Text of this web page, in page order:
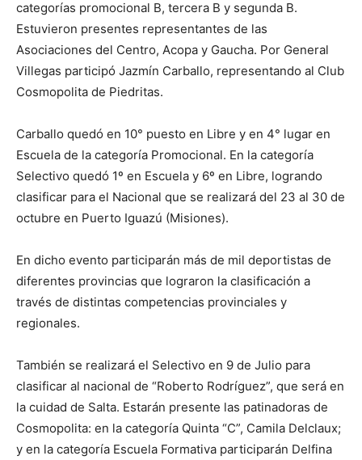
categorías promocional B, tercera B y segunda B.
Estuvieron presentes representantes de las
Asociaciones del Centro, Acopa y Gaucha. Por General
Villegas participó Jazmín Carballo, representando al Club
Cosmopolita de Piedritas.
Carballo quedó en 10° puesto en Libre y en 4° lugar en
Escuela de la categoría Promocional. En la categoría
Selectivo quedó 1º en Escuela y 6º en Libre, logrando
clasificar para el Nacional que se realizará del 23 al 30 de
octubre en Puerto Iguazú (Misiones).
En dicho evento participarán más de mil deportistas de
diferentes provincias que lograron la clasificación a
través de distintas competencias provinciales y
regionales.
También se realizará el Selectivo en 9 de Julio para
clasificar al nacional de “Roberto Rodríguez”, que será en
la cuidad de Salta. Estarán presente las patinadoras de
Cosmopolita: en la categoría Quinta “C”, Camila Delclaux;
y en la categoría Escuela Formativa participarán Delfina